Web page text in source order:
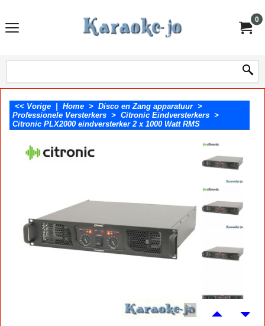
0
<< Vorige Home > Disco en Zang apparatuur>
Professionele Versterkers > Citronic Eindversterkers >
Citronic PLX2000 eindversterker 2 x 1000 Watt RMS